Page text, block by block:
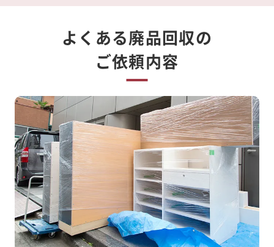
よくある廃品回収の
ご依頼内容